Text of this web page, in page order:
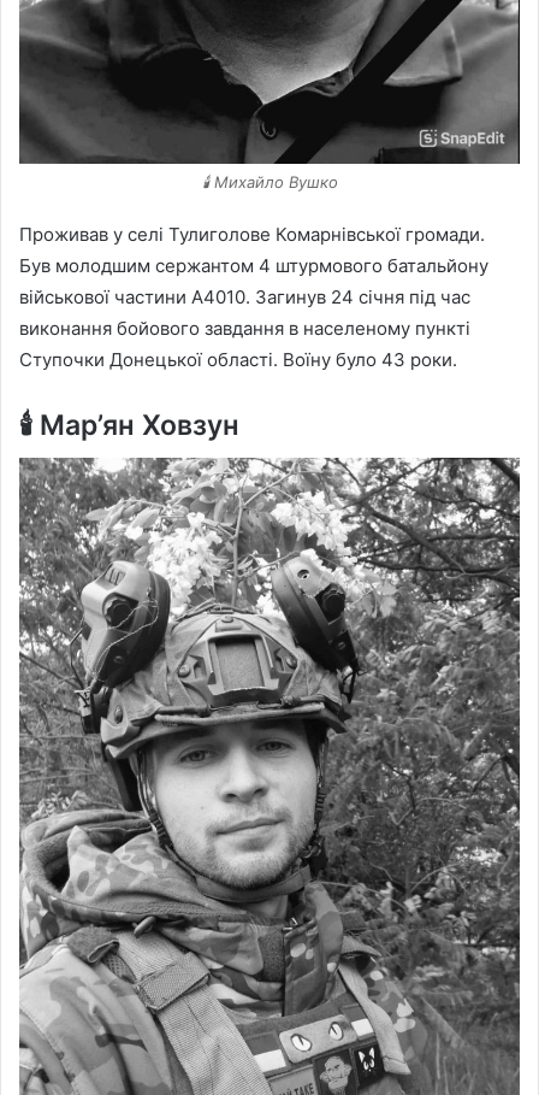
🕯️ Михайло Вушко
Проживав у селі Тулиголове Комарнівської громади.
Був молодшим сержантом 4 штурмового батальйону
військової частини А4010. Загинув 24 січня під час
виконання бойового завдання в населеному пункті
Ступочки Донецької області. Воїну було 43 роки.
🕯️ Мар’ян Ховзун